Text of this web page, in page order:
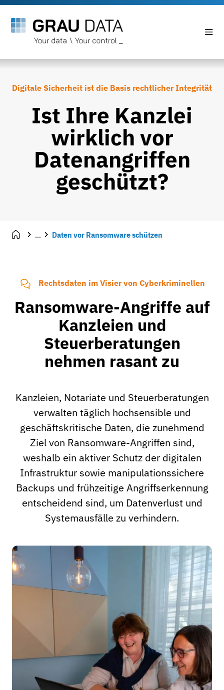
Digitale Sicherheit ist die Basis rechtlicher Integrität
Ist Ihre Kanzlei
wirklich vor
Datenangriffen
geschützt?
... Daten vor Ransomware schützen
Rechtsdaten im Visier von Cyberkriminellen
Ransomware-Angriffe auf
Kanzleien und
Steuerberatungen
nehmen rasant zu
Kanzleien, Notariate und Steuerberatungen
verwalten täglich hochsensible und
geschäftskritische Daten, die zunehmend
Ziel von Ransomware-Angriffen sind,
weshalb ein aktiver Schutz der digitalen
Infrastruktur sowie manipulationssichere
Backups und frühzeitige Angriffserkennung
entscheidend sind, um Datenverlust und
Systemausfälle zu verhindern.